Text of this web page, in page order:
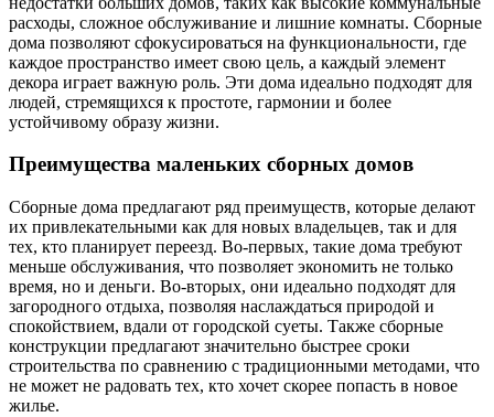
расходы, сложное обслуживание и лишние комнаты. Сборные
дома позволяют сфокусироваться на функциональности, где
каждое пространство имеет свою цель, а каждый элемент
декора играет важную роль. Эти дома идеально подходят для
людей, стремящихся к простоте, гармонии и более
устойчивому образу жизни.
Преимущества маленьких сборных домов
Сборные дома предлагают ряд преимуществ, которые делают
их привлекательными как для новых владельцев, так и для
тех, кто планирует переезд. Во-первых, такие дома требуют
меньше обслуживания, что позволяет экономить не только
время, но и деньги. Во-вторых, они идеально подходят для
загородного отдыха, позволяя наслаждаться природой и
спокойствием, вдали от городской суеты. Также сборные
конструкции предлагают значительно быстрее сроки
строительства по сравнению с традиционными методами, что
не может не радовать тех, кто хочет скорее попасть в новое
жилье.